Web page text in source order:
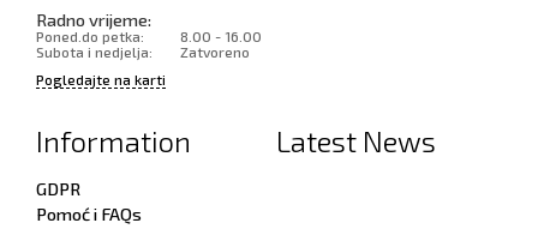
Radno vrijeme:
Poned.do petka:
8.00 - 16.00
Subota i nedjelja:
Zatvoreno
Pogledajte na karti
Information
GDPR
Pomoć i FAQs
Latest News